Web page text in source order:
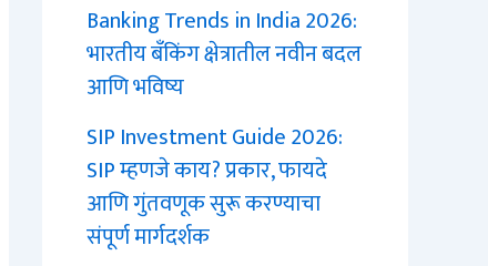
Banking Trends in India 2026:
भारतीय बँकिंग क्षेत्रातील नवीन बदल
आणि भविष्य
SIP Investment Guide 2026:
SIP म्हणजे काय? प्रकार, फायदे
आणि गुंतवणूक सुरू करण्याचा
संपूर्ण मार्गदर्शक